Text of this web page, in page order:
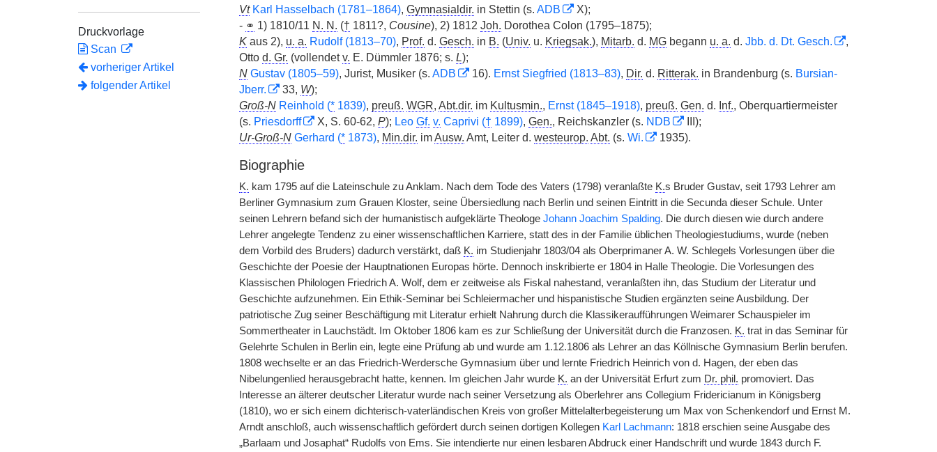
Druckvorlage
Scan
vorheriger Artikel
folgender Artikel
Vt Karl Hasselbach (1781–1864), Gymnasialdir. in Stettin (s. ADB
X);
- ⚭ 1) 1810/11 N. N. († 1811?, Cousine), 2) 1812 Joh. Dorothea Colon (1795–1875);
Kaus 2), u. a. Rudolf (1813–70), Prof. d. Gesch. in B. (Univ. u. Kriegsak.), Mitarb. d. MGbegann u. a. d. Jbb. d. Dt. Gesch.
,
Otto d. Gr. (vollendetv. E. Dümmler 1876; s. L);
N Gustav (1805–59), Jurist, Musiker (s. ADB 16). Ernst Siegfried (1813–83), Dir. d. Ritterak. in Brandenburg (s. Bursian-
Jberr.
33, W);
Groß-N Reinhold (*1839), preuß. WGR, Abt.dir. im Kultusmin., Ernst (1845–1918), preuß. Gen. d. Inf., Oberquartiermeister
(s. Priesdorff X, S. 60-62, P); Leo Gf. v. Caprivi († 1899), Gen., Reichskanzler (s. NDB
III);
Ur-Groß-N Gerhard (*1873), Min.dir. imAusw. Amt, Leiter d. westeurop. Abt. (s. Wi. 1935).
Biographie
K. kam 1795 auf die Lateinschule zu Anklam. Nach dem Tode des Vaters (1798) veranlaßte K.s Bruder Gustav, seit 1793 Lehrer am
Berliner Gymnasium zum Grauen Kloster, seine Übersiedlung nach Berlin und seinen Eintritt in die Secunda dieser Schule. Unter
seinen Lehrern befand sich der humanistisch aufgeklärte Theologe Johann Joachim Spalding. Die durch diesen wie durch andere
Lehrer angelegte Tendenz zu einer wissenschaftlichen Karriere, statt des in der Familie üblichen Theologiestudiums, wurde (neben
dem Vorbild des Bruders) dadurch verstärkt, daß K. im Studienjahr 1803/04 als Oberprimaner A. W. Schlegels Vorlesungen über die
Geschichte der Poesie der Hauptnationen Europas hörte. Dennoch inskribierte er 1804 in Halle Theologie. Die Vorlesungen des
Klassischen Philologen Friedrich A. Wolf, dem er zeitweise als Fiskal nahestand, veranlaßten ihn, das Studium der Literatur und
Geschichte aufzunehmen. Ein Ethik-Seminar bei Schleiermacher und hispanistische Studien ergänzten seine Ausbildung. Der
patriotische Zug seiner Beschäftigung mit Literatur erhielt Nahrung durch die Klassikeraufführungen Weimarer Schauspieler im
Sommertheater in Lauchstädt. Im Oktober 1806 kam es zur Schließung der Universität durch die Franzosen. K. trat in das Seminar für
Gelehrte Schulen in Berlin ein, legte eine Prüfung ab und wurde am 1.12.1806 als Lehrer an das Köllnische Gymnasium Berlin berufen.
1808 wechselte er an das Friedrich-Werdersche Gymnasium über und lernte Friedrich Heinrich von d. Hagen, der eben das
Nibelungenlied herausgebracht hatte, kennen. Im gleichen Jahr wurde K. an der Universität Erfurt zum Dr. phil. promoviert. Das
Interesse an älterer deutscher Literatur wurde nach seiner Versetzung als Oberlehrer ans Collegium Fridericianum in Königsberg
(1810), wo er sich einem dichterisch-vaterländischen Kreis von großer Mittelalterbegeisterung um Max von Schenkendorf und Ernst M.
Arndt anschloß, auch wissenschaftlich gefördert durch seinen dortigen Kollegen Karl Lachmann: 1818 erschien seine Ausgabe des
„Barlaam und Josaphat“ Rudolfs von Ems. Sie intendierte nur einen lesbaren Abdruck einer Handschrift und wurde 1843 durch F.